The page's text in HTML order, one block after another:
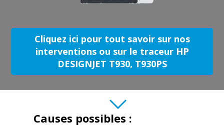
Cliquez ici pour tout savoir sur nos
interventions ou sur le traceur HP
DESIGNJET T930, T930PS
Causes possibles :